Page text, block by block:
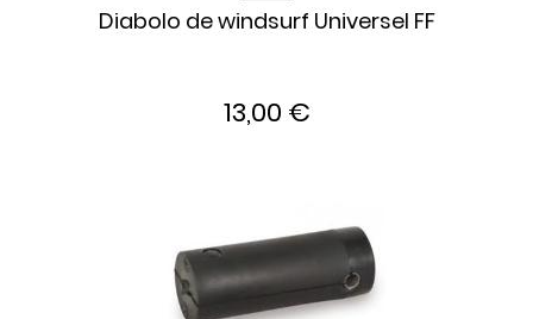
Diabolo de windsurf Universel FF
13,00 €